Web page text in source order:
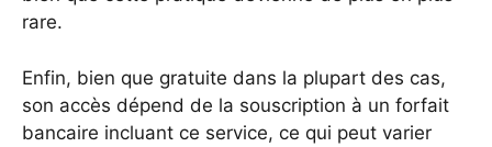
rare.
Enfin, bien que gratuite dans la plupart des cas,
son accès dépend de la souscription à un forfait
bancaire incluant ce service, ce qui peut varier